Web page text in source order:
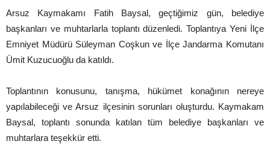
Arsuz Kaymakamı Fatih Baysal, geçtiğimiz gün, belediye
başkanları ve muhtarlarla toplantı düzenledi. Toplantıya Yeni İlçe
Emniyet Müdürü Süleyman Coşkun ve İlçe Jandarma Komutanı
Ümit Kuzucuoğlu da katıldı.
Toplantının konusunu, tanışma, hükümet konağının nereye
yapılabileceği ve Arsuz ilçesinin sorunları oluşturdu. Kaymakam
Baysal, toplantı sonunda katılan tüm belediye başkanları ve
muhtarlara teşekkür etti.